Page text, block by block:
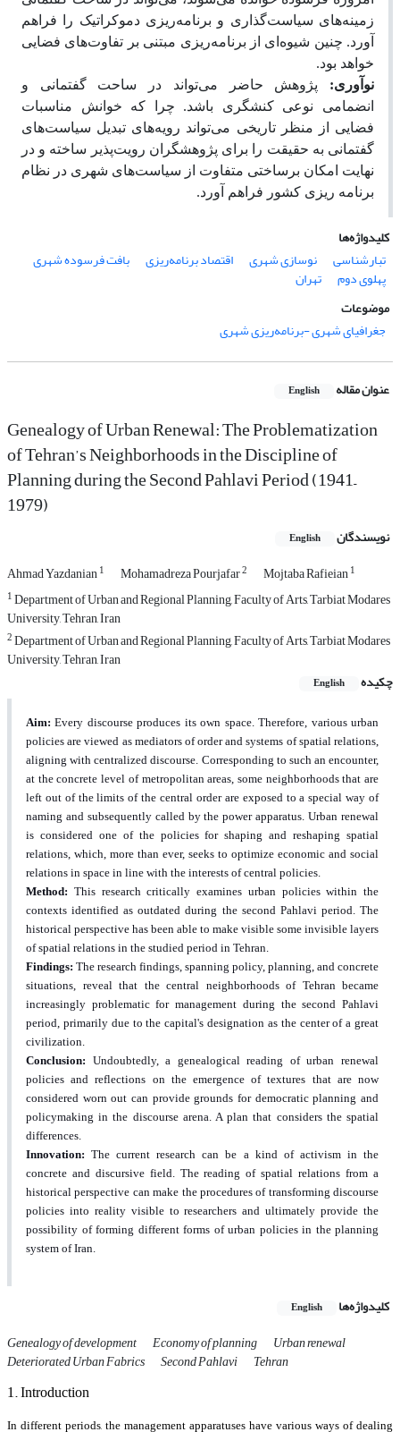
زمینه‌های سیاست‌گذاری و برنامه‌ریزی دموکراتیک را فراهم
آورد. چنین شیوه‌ای از برنامه‌ریزی مبتنی بر تفاوت‌های فضایی
خواهد بود.
نوآوری: پژوهش حاضر می‌تواند در ساحت گفتمانی و
انضمامی نوعی کنشگری باشد. چرا که خوانش مناسبات
فضایی از منظر تاریخی می‌تواند رویه‌های تبدیل سیاست‌های
گفتمانی به حقیقت را برای پژوهشگران رویت‌پذیر ساخته و در
نهایت امکان برساختی متفاوت از سیاست‌های شهری در نظام
برنامه ریزی کشور فراهم آورد.
کلیدواژه‌ها
تبارشناسی
نوسازی شهری اقتصاد برنامه‌ریزی بافت فرسوده شهری
پهلوی دوم
تهران
موضوعات
جغرافیای شهری -برنامه‌ریزی شهری
عنوان مقاله English
Genealogy of Urban Renewal: The Problematization
of Tehran’s Neighborhoods in the Discipline of
Planning during the Second Pahlavi Period (1941–
1979)
نویسندگان English
Ahmad Yazdanian1 Mohamadreza Pourjafar2 Mojtaba Rafieian1
1Department of Urban and Regional Planning, Faculty of Arts, Tarbiat Modares
University, Tehran, Iran
2Department of Urban and Regional Planning, Faculty of Arts, Tarbiat Modares
University, Tehran, Iran
چکیده
English
Aim: Every discourse produces its own space. Therefore, various urban
policies are viewed as mediators of order and systems of spatial relations,
aligning with centralized discourse. Corresponding to such an encounter,
at the concrete level of metropolitan areas, some neighborhoods that are
left out of the limits of the central order are exposed to a special way of
naming and subsequently called by the power apparatus. Urban renewal
is considered one of the policies for shaping and reshaping spatial
relations, which, more than ever, seeks to optimize economic and social
relations in space in line with the interests of central policies.
Method: This research critically examines urban policies within the
contexts identified as outdated during the second Pahlavi period. The
historical perspective has been able to make visible some invisible layers
of spatial relations in the studied period in Tehran.
Findings: The research findings, spanning policy, planning, and concrete
situations, reveal that the central neighborhoods of Tehran became
increasingly problematic for management during the second Pahlavi
period, primarily due to the capital's designation as the center of a great
civilization.
Conclusion: Undoubtedly, a genealogical reading of urban renewal
policies and reflections on the emergence of textures that are now
considered worn out can provide grounds for democratic planning and
policymaking in the discourse arena. A plan that considers the spatial
differences.
Innovation: The current research can be a kind of activism in the
concrete and discursive field. The reading of spatial relations from a
historical perspective can make the procedures of transforming discourse
policies into reality visible to researchers and ultimately provide the
possibility of forming different forms of urban policies in the planning
system of Iran.
کلیدواژه‌ها English
Genealogy of development Economy of planning Urban renewal
Deteriorated Urban Fabrics Second Pahlavi Tehran
1. Introduction
In different periods, the management apparatuses have various ways of dealing